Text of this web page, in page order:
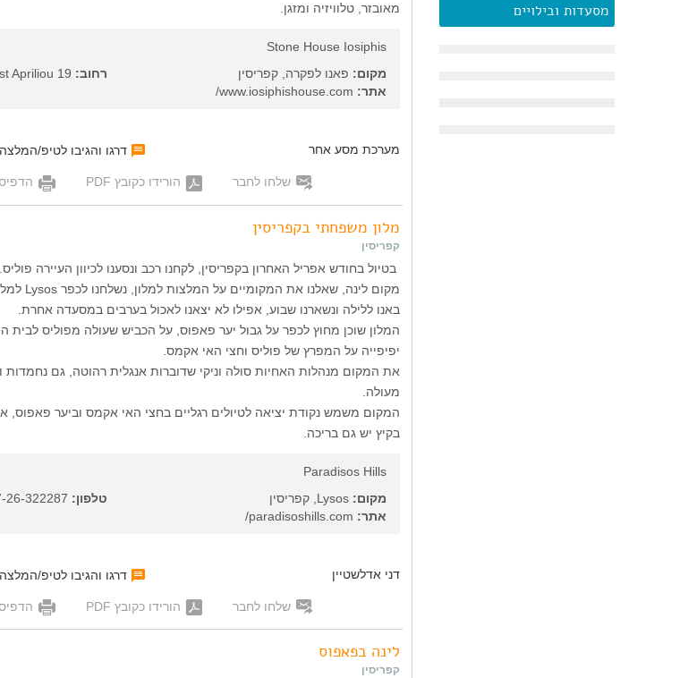
מסעדות ובילויים
מאובזר, טלוויזיה ומזגן.
Stone House Iosiphis
מקום: פאנו לפקרה, קפריסין רחוב:
אתר:
מערכת מסע אחר דרגו והגיבו לטיפ/המלצה
שלחו לחבר הורידו כקובץ PDF
מלון משפחתי בקפריסין
קפריסין
בטיול בחודש אפריל האחרון בקפריסין, לקחנו רכב ונסענו לכיוון העיירה
מקום לינה, שאלנו את המקומיים על המלצות למלון, נשלחנו לכפר Lysos למלון בשם "Paradisos Hills".
באנו ללילה ונשארנו שבוע, אפילו לא יצאנו לאכול בערבים במסעדה אחרת.
המלון שוכן מחוץ לכפר על גבול יער פאפוס, על הכביש שעולה מפוליס לבית
יפיפייה על המפרץ של פוליס וחצי האי אקמס.
את המקום מנהלות האחיות סולה וניקי שדוברות אנגלית רהוטה, גם נחמדות
מעולה.
המקום משמש נקודת יציאה לטיולים רגליים בחצי האי אקמס וביער פאפוס,
בקיץ יש גם בריכה.
Paradisos Hills
מקום:
טלפון:
אתר:
דני אדלשטיין דרגו והגיבו לטיפ/המלצה
שלחו לחבר הורידו כקובץ PDF
לינה בפאפוס
קפריסין